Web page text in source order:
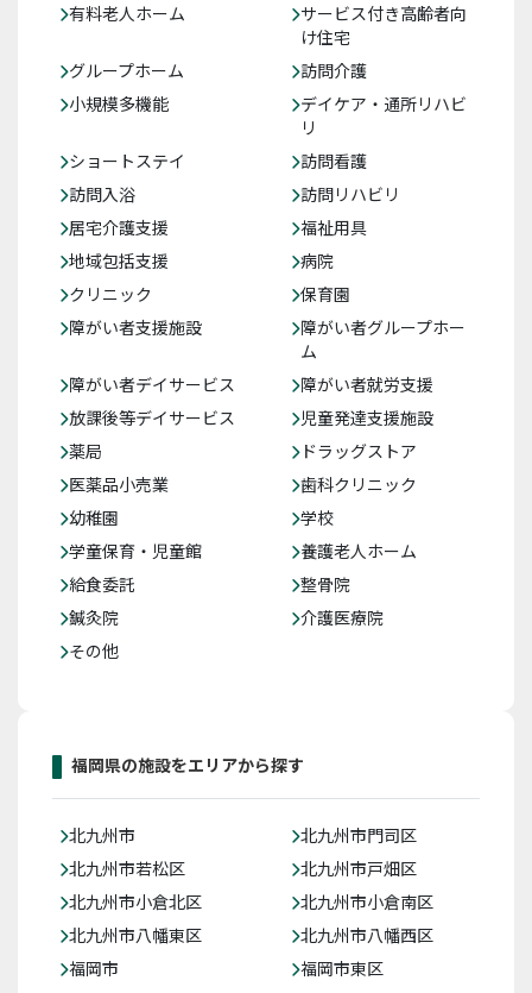
有料老人ホーム
サービス付き高齢者向
け住宅
グループホーム
訪問介護
小規模多機能
デイケア・通所リハビ
リ
ショートステイ
訪問看護
訪問入浴
訪問リハビリ
居宅介護支援
福祉用具
地域包括支援
病院
クリニック
保育園
障がい者支援施設
障がい者グループホー
ム
障がい者デイサービス
障がい者就労支援
放課後等デイサービス
児童発達支援施設
薬局
ドラッグストア
医薬品小売業
歯科クリニック
幼稚園
学校
学童保育・児童館
養護老人ホーム
給食委託
整骨院
鍼灸院
介護医療院
その他
福岡県の施設をエリアから探す
北九州市
北九州市門司区
北九州市若松区
北九州市戸畑区
北九州市小倉北区
北九州市小倉南区
北九州市八幡東区
北九州市八幡西区
福岡市
福岡市東区